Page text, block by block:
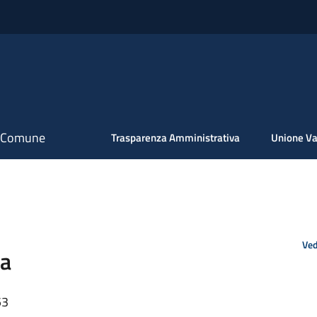
Trasparenza Amministrativa Unione